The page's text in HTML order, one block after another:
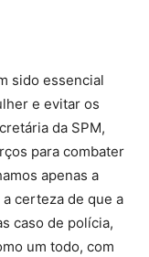
sido essencial
e evitar os
da SPM,
para combater
apenas a
certeza de que a
caso de polícia,
um todo, com